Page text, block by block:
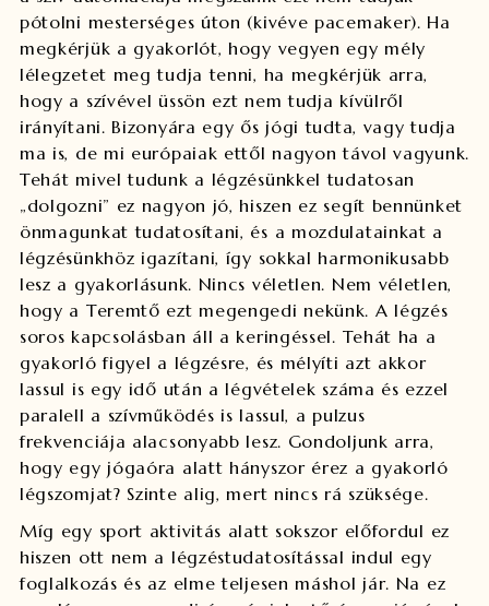
pótolni mesterséges úton (kivéve pacemaker). Ha
megkérjük a gyakorlót, hogy vegyen egy mély
lélegzetet meg tudja tenni, ha megkérjük arra,
hogy a szívével üssön ezt nem tudja kívülről
irányítani. Bizonyára egy ős jógi tudta, vagy tudja
ma is, de mi európaiak ettől nagyon távol vagyunk.
Tehát mivel tudunk a légzésünkkel tudatosan
„dolgozni” ez nagyon jó, hiszen ez segít bennünket
önmagunkat tudatosítani, és a mozdulatainkat a
légzésünkhöz igazítani, így sokkal harmonikusabb
lesz a gyakorlásunk. Nincs véletlen. Nem véletlen,
hogy a Teremtő ezt megengedi nekünk. A légzés
soros kapcsolásban áll a keringéssel. Tehát ha a
gyakorló figyel a légzésre, és mélyíti azt akkor
lassul is egy idő után a légvételek száma és ezzel
paralell a szívműködés is lassul, a pulzus
frekvenciája alacsonyabb lesz. Gondoljunk arra,
hogy egy jógaóra alatt hányszor érez a gyakorló
légszomjat? Szinte alig, mert nincs rá szüksége.
Míg egy sport aktivitás alatt sokszor előfordul ez
hiszen ott nem a légzéstudatosítással indul egy
foglalkozás és az elme teljesen máshol jár. Na ez